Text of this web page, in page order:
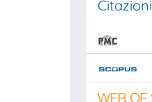
Citazioni